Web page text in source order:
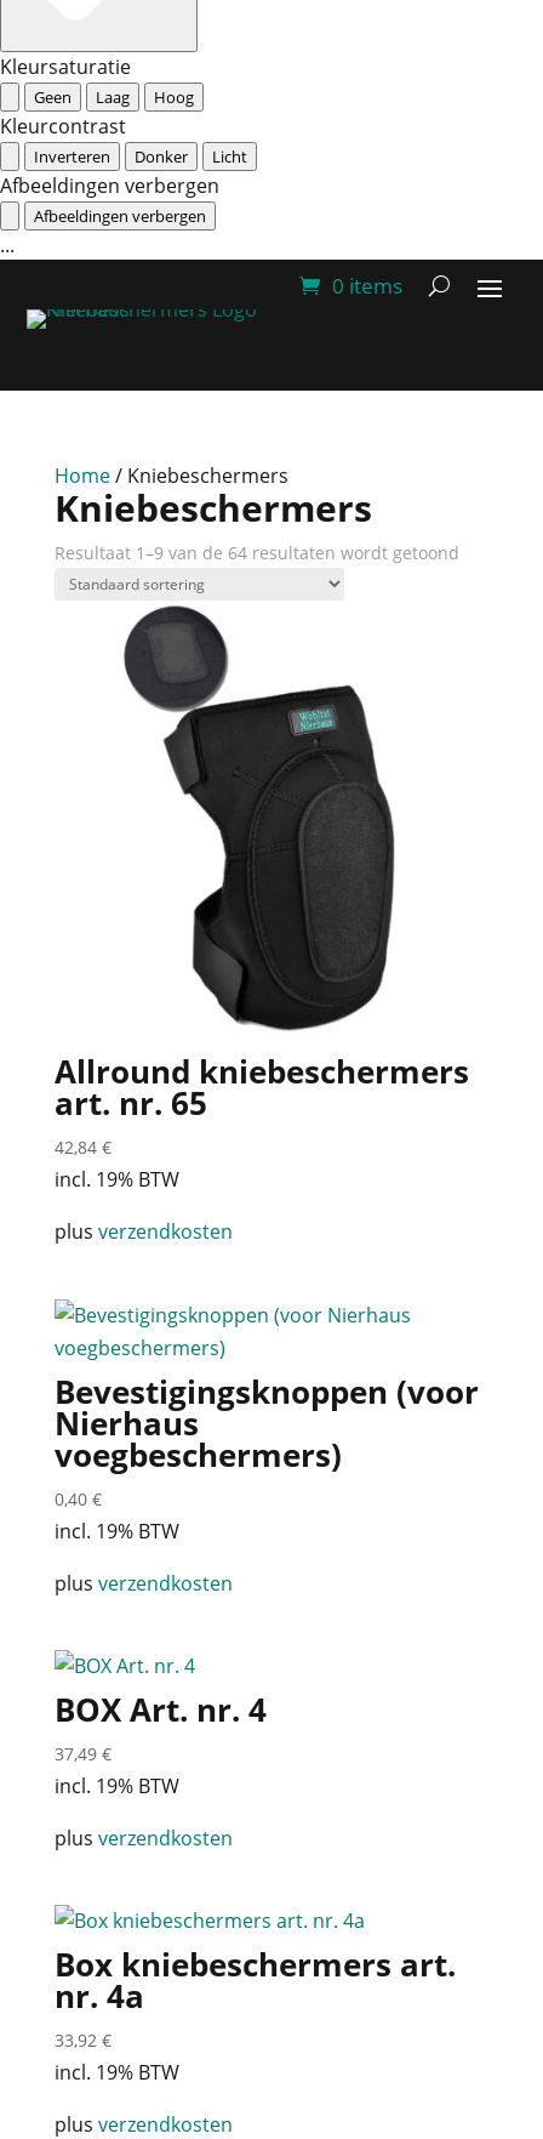
Kleursaturatie
Geen Laag Hoog
Kleurcontrast
Inverteren Donker Licht
Afbeeldingen verbergen
Afbeeldingen verbergen
...
0 items
Home/ Kniebeschermers
Kniebeschermers
Resultaat 1–9 van de 64 resultaten wordt getoond
Allround kniebeschermers
art. nr. 65
42,84 €
incl. 19% BTW
plus verzendkosten
Bevestigingsknoppen (voor
Nierhaus
voegbeschermers)
0,40 €
incl. 19% BTW
plus verzendkosten
BOX Art. nr. 4
37,49 €
incl. 19% BTW
plus verzendkosten
Box kniebeschermers art.
nr. 4a
33,92 €
incl. 19% BTW
plus verzendkosten